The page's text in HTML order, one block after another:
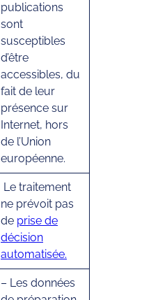
publications
sont
susceptibles
d’être
accessibles, du
fait de leur
présence sur
Internet, hors
de l’Union
européenne.
Le traitement
ne prévoit pas
de prise de
décision
automatisée.
– Les données